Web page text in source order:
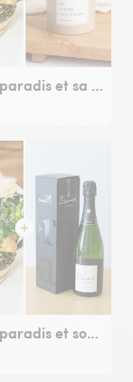
Coin de paradis et sa bougie parfumée
Coin de paradis et son champagne Devaux